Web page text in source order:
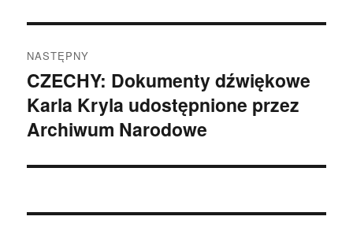
NASTĘPNY
Następny
wpis:
CZECHY: Dokumenty dźwiękowe
Karla Kryla udostępnione przez
Archiwum Narodowe